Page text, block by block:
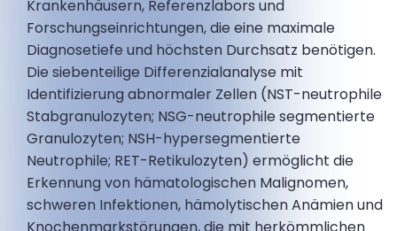
Krankenhäusern, Referenzlabors und
Forschungseinrichtungen, die eine maximale
Diagnosetiefe und höchsten Durchsatz benötigen.
Die siebenteilige Differenzialanalyse mit
Identifizierung abnormaler Zellen (NST-neutrophile
Stabgranulozyten; NSG-neutrophile segmentierte
Granulozyten; NSH-hypersegmentierte
Neutrophile; RET-Retikulozyten) ermöglicht die
Erkennung von hämatologischen Malignomen,
schweren Infektionen, hämolytischen Anämien und